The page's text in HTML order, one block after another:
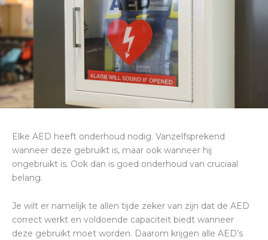
Elke AED heeft onderhoud nodig. Vanzelfsprekend
wanneer deze gebruikt is, maar ook wanneer hij
ongebruikt is. Ook dan is goed onderhoud van cruciaal
belang.
Je wilt er namelijk te allen tijde zeker van zijn dat de AED
correct werkt en voldoende capaciteit biedt wanneer
deze gebruikt moet worden. Daarom krijgen alle AED’s